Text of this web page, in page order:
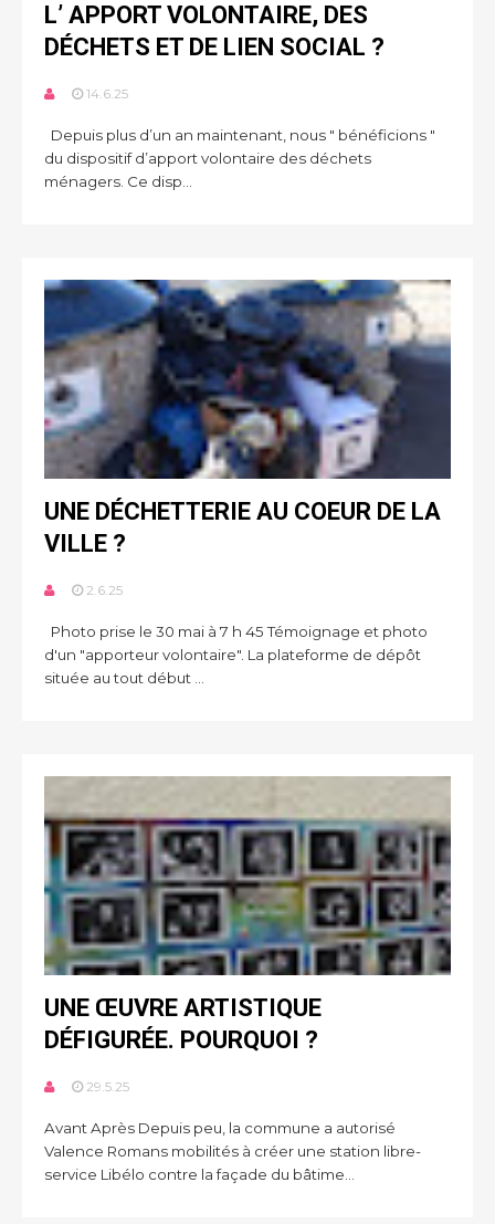
L’ APPORT VOLONTAIRE, DES
DÉCHETS ET DE LIEN SOCIAL ?
14.6.25
Depuis plus d’un an maintenant, nous " bénéficions "
du dispositif d’apport volontaire des déchets
ménagers. Ce disp...
UNE DÉCHETTERIE AU COEUR DE LA
VILLE ?
2.6.25
Photo prise le 30 mai à 7 h 45 Témoignage et photo
d'un "apporteur volontaire". La plateforme de dépôt
située au tout début ...
UNE ŒUVRE ARTISTIQUE
DÉFIGURÉE. POURQUOI ?
29.5.25
Avant Après Depuis peu, la commune a autorisé
Valence Romans mobilités à créer une station libre-
service Libélo contre la façade du bâtime...